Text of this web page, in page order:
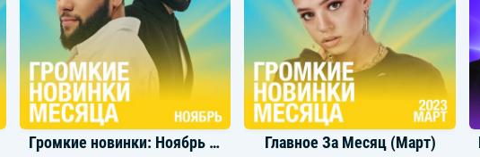
Zivert Мэйби Бэйби
Громкие новинки: Ноябрь 2022 Главное За Месяц (Март)